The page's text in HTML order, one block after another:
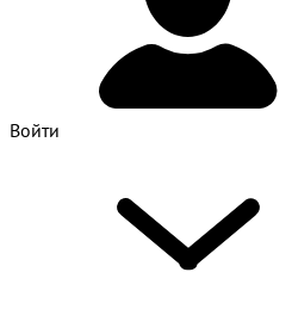
Войти